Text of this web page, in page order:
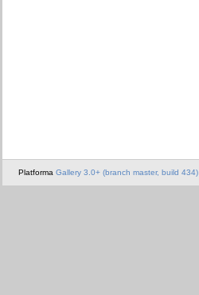
Platforma Gallery 3.0+ (branch master, build 434)